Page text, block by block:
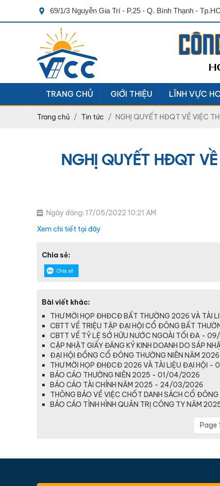
69/1/3 Nguyễn Gia Trí - P.25 - Q. Bình Thạnh -
TRANG CHỦ GIỚI THIỆU LĨNH VỰC
Trang chủ Tin tức NGHỊ QUYẾT HĐQT VỀ VIỆC
NGHỊ QUYẾT HĐQT
Ngày đăng: 17/05/2022 10:21 AM
Xem chi tiết tại đây
Chia sẻ:
Chia sẻ
Bài viết khác:
THƯ MỜI HỌP ĐHĐCĐ BẤT THƯỜNG 2026 VÀ
CBTT VỀ TRIỆU TẬP ĐẠI HỘI CỔ ĐÔNG BẤT
CBTT VỀ TỶ LỆ SỞ HỮU NƯỚC NGOÀI TỐI ĐA -
CẬP NHẬT GIẤY ĐĂNG KÝ KINH DOANH DO SÁP
ĐẠI HỘI ĐỒNG CỔ ĐÔNG THƯỜNG NIÊN NĂM
THƯ MỜI HỌP ĐHĐCĐ 2026 VÀ TÀI LIỆU ĐẠI HỘI
BÁO CÁO THƯỜNG NIÊN 2025 - 01/04/2026
BÁO CÁO TÀI CHÍNH NĂM 2025 - 24/03/2026
THÔNG BÁO VỀ VIỆC CHỐT DANH SÁCH CỔ
BÁO CÁO TÌNH HÌNH QUẢN TRỊ CÔNG TY NĂM
Page